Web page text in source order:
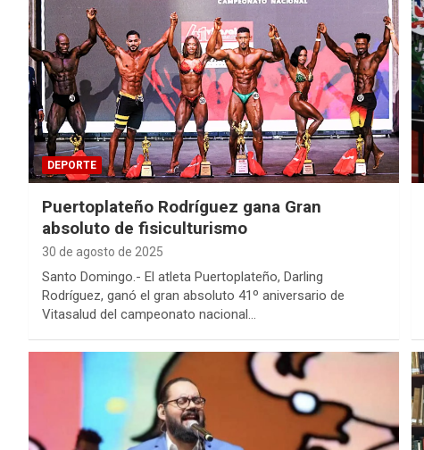
DEPORTE
Puertoplateño Rodríguez gana Gran
absoluto de fisiculturismo
30 de agosto de 2025
Santo Domingo.- El atleta Puertoplateño, Darling
Rodríguez, ganó el gran absoluto 41º aniversario de
Vitasalud del campeonato nacional…